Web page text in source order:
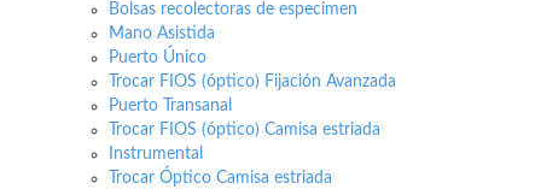
Bolsas recolectoras de especimen
Mano Asistida
Puerto Único
Trocar FIOS (óptico) Fijación Avanzada
Puerto Transanal
Trocar FIOS (óptico) Camisa estriada
Instrumental
Trocar Óptico Camisa estriada